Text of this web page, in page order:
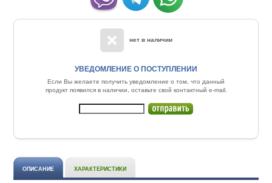
нет в наличии
УВЕДОМЛЕНИЕ О ПОСТУПЛЕНИИ
Если Вы желаете получить уведомление о том, что данный
продукт появился в наличии, оставьте свой контактный e-mail.
ОПИСАНИЕ ХАРАКТЕРИСТИКИ